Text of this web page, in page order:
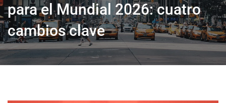
para el Mundial 2026: cuatro
cambios clave